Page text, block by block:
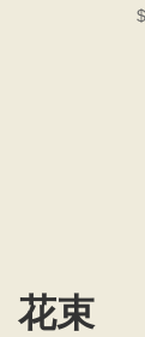
$
花束